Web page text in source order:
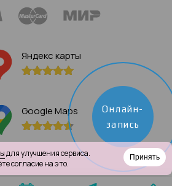
Яндекс карты
Google Maps
Онлайн-
запись
для улучшения сервиса.
согласие на это.
Принять